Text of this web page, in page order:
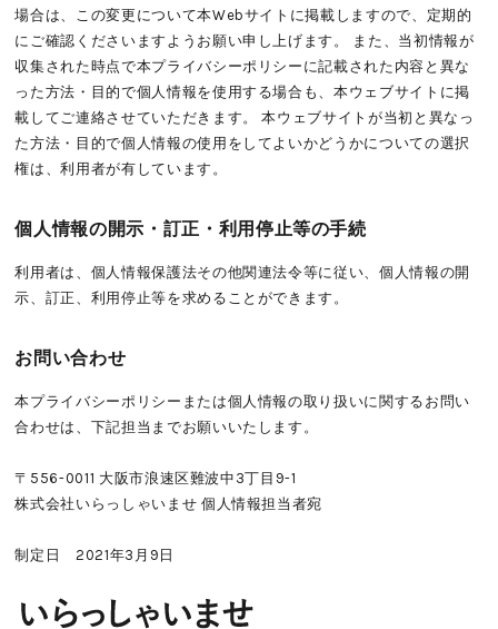
場合は、この変更について本Webサイトに掲載しますので、定期的
にご確認くださいますようお願い申し上げます。 また、当初情報が
収集された時点で本プライバシーポリシーに記載された内容と異な
った方法・目的で個人情報を使用する場合も、本ウェブサイトに掲
載してご連絡させていただきます。 本ウェブサイトが当初と異なっ
た方法・目的で個人情報の使用をしてよいかどうかについての選択
権は、利用者が有しています。
個人情報の開示・訂正・利用停止等の手続
利用者は、個人情報保護法その他関連法令等に従い、個人情報の開
示、訂正、利用停止等を求めることができます。
お問い合わせ
本プライバシーポリシーまたは個人情報の取り扱いに関するお問い
合わせは、下記担当までお願いいたします。
〒556-0011 大阪市浪速区難波中3丁目9-1
株式会社いらっしゃいませ 個人情報担当者宛
制定日 2021年3月9日